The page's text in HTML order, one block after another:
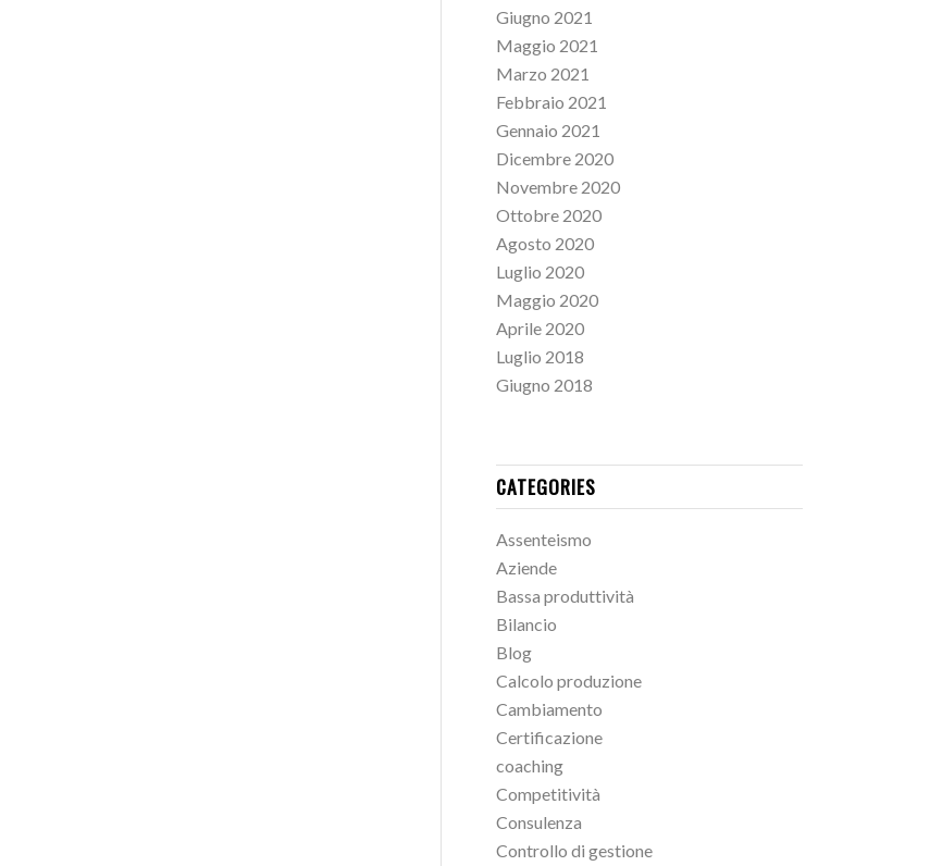
Giugno 2021
Maggio 2021
Marzo 2021
Febbraio 2021
Gennaio 2021
Dicembre 2020
Novembre 2020
Ottobre 2020
Agosto 2020
Luglio 2020
Maggio 2020
Aprile 2020
Luglio 2018
Giugno 2018
CATEGORIES
Assenteismo
Aziende
Bassa produttività
Bilancio
Blog
Calcolo produzione
Cambiamento
Certificazione
coaching
Competitività
Consulenza
Controllo di gestione